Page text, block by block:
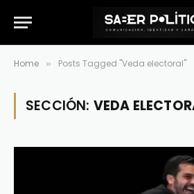
Home » Posts Tagged "Veda electoral"
SECCIÓN: VEDA